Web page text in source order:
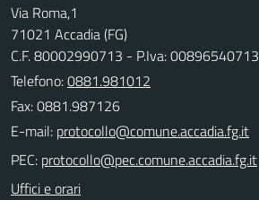
Via Roma,1
71021 Accadia (FG)
C.F. 80002990713 - P.Iva: 00896540713
Telefono:0881.981012
Fax: 0881.987126
E-mail:
PEC:
Uffici e orari